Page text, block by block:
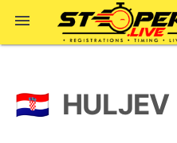

🇭🇷 HULJEV